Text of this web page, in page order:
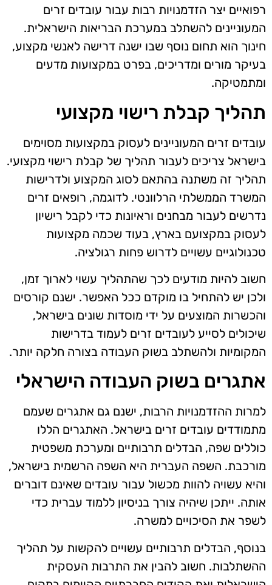
רפואיים יצר הזדמנויות רבות עבור עובדים זרים
המעוניינים להשתלב במערכת הבריאות הישראלית.
חינוך הוא תחום נוסף שבו ישנה דרישה לאנשי מקצוע,
בעיקר מורים ומדריכים, בפרט במקצועות מדעים
ומתמטיקה.
תהליך קבלת רישוי מקצועי
עובדים זרים המעוניינים לעסוק במקצועות מסוימים
בישראל צריכים לעבור תהליך של קבלת רישוי מקצועי.
תהליך זה משתנה בהתאם לסוג המקצוע ולדרישות
המשרד הממשלתי הרלוונטי. לדוגמה, רופאים זרים
נדרשים לעבור מבחנים וראיונות כדי לקבל רישיון
לעסוק במקצועם בארץ, בעוד שכמה מקצועות
טכנולוגיים עשויים לדרוש פחות רגולציה.
חשוב להיות מודעים לכך שהתהליך עשוי לארוך זמן,
ולכן יש להתחיל בו מוקדם ככל האפשר. ישנם קורסים
והכשרות המוצעים על ידי מוסדות שונים בישראל,
שיכולים לסייע לעובדים זרים לעמוד בדרישות
המקומיות ולהשתלב בשוק העבודה בצורה חלקה יותר.
אתגרים בשוק העבודה הישראלי
למרות ההזדמנויות הרבות, ישנם גם אתגרים שעמם
מתמודדים עובדים זרים בישראל. האתגרים הללו
כוללים שפה, הבדלים תרבותיים ומערכת משפטית
מורכבת. השפה העברית היא השפה הרשמית בישראל,
והיא עשויה להוות מכשול עבור עובדים שאינם דוברים
אותה. ייתכן שיהיה צורך בניסיון ללמוד עברית כדי
לשפר את הסיכויים למשרה.
בנוסף, הבדלים תרבותיים עשויים להקשות על תהליך
ההשתלבות. חשוב להבין את התרבות העסקית